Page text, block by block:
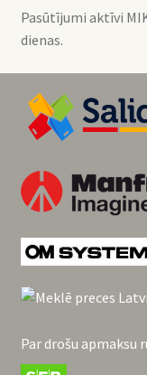
Pasūtījumi aktīvi
dienas.
Par drošu apmaksu